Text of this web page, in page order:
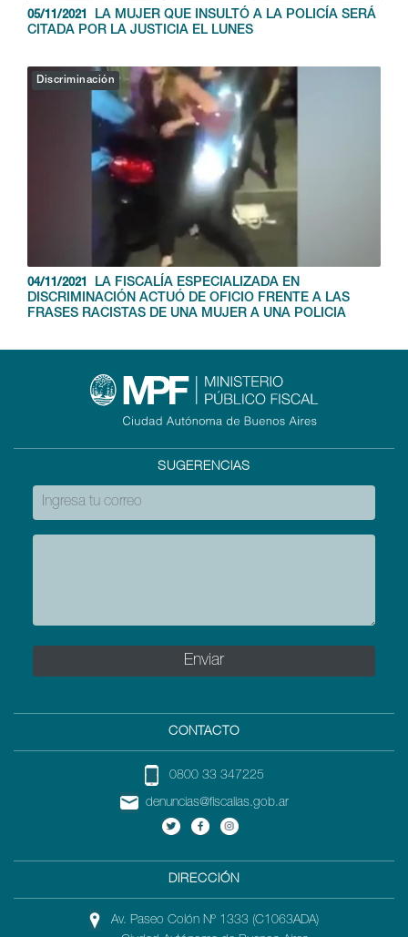
05/11/2021
LA MUJER QUE INSULTÓ A LA POLICÍA SERÁ
Discriminación
04/11/2021
LA FISCALÍA ESPECIALIZADA EN
DISCRIMINACIÓN ACTUÓ DE OFICIO FRENTE A LAS
denuncias@fiscalias.gob.ar
Av. Paseo Colón Nº 1333 (C1063ADA)